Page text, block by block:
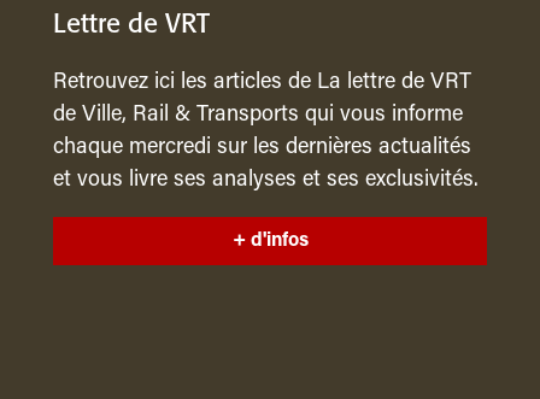
Lettre de VRT
Retrouvez ici les articles de La lettre de VRT
de Ville, Rail & Transports qui vous informe
chaque mercredi sur les dernières actualités
et vous livre ses analyses et ses exclusivités.
+ d'infos